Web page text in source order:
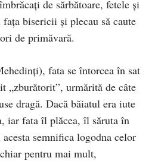
de sărbătoare, fetele şi
bisericii şi plecau să caute
de primăvară.
fata se întorcea în sat
„zburătorit”, urmărită de câte
dragă. Dacă băiatul era iute
iar fata îl plăcea, îl săruta în
semnifica logodna celor
pentru mai mult,